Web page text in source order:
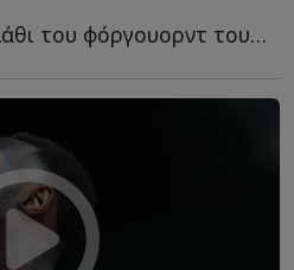
To βίντεο από το καλάθι του φόργουορντ του Παναθηναϊκού, π...